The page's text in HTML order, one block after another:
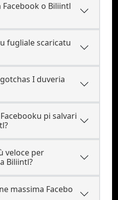
o Biliintl
fugliale scaricatu
I duveria
pi salvari
veloce per
Biliintl?
massima Facebo